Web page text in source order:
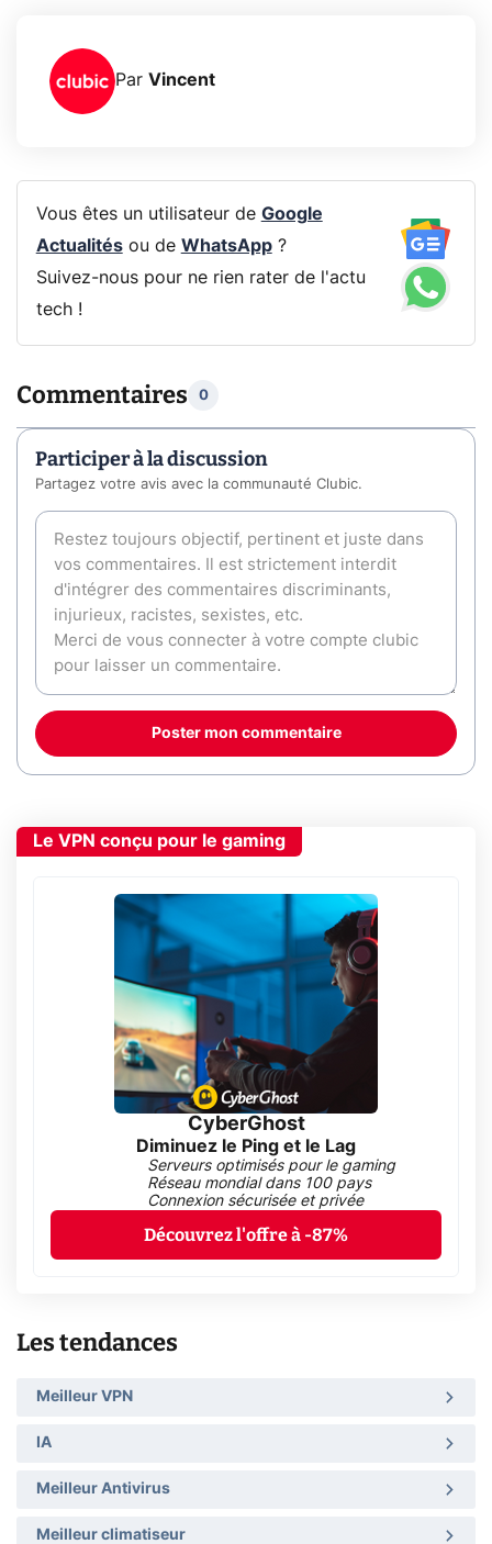
Par Vincent
Vous êtes un utilisateur de Google
Actualitésou de WhatsApp?
Suivez-nous pour ne rien rater de l'actu
tech !
Commentaires 0
Participer à la discussion
Partagez votre avis avec la communauté Clubic.
Poster mon commentaire
Le VPN conçu pour le gaming
CyberGhost
Diminuez le Ping et le Lag
Serveurs optimisés pour le gaming
Réseau mondial dans 100 pays
Connexion sécurisée et privée
Découvrez l'offre à -87%
Les tendances
Meilleur VPN
IA
Meilleur Antivirus
Meilleur climatiseur